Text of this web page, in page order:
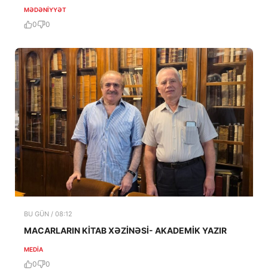
MƏDƏNIYYƏT
0 0
BU GÜN / 08:12
MACARLARIN KİTAB XƏZİNƏSİ- AKADEMİK YAZIR
MEDİA
0 0